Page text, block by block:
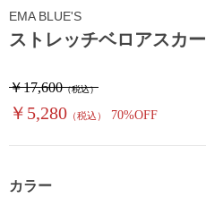
ストレッチベロアスカ
￥17,600（税込）
￥5,280 （税込） 70%OFF
EMA BLUE'S
カラー